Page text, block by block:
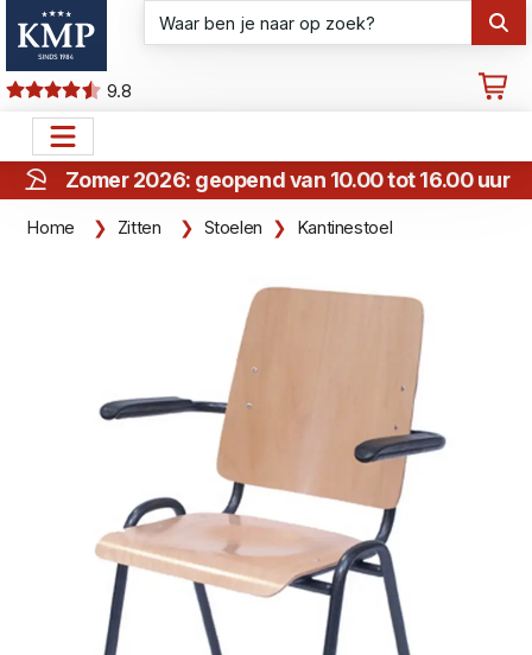
9.8
Zomer 2026: geopend van 10.00 tot 16.00 uur
Home Zitten Stoelen Kantinestoel